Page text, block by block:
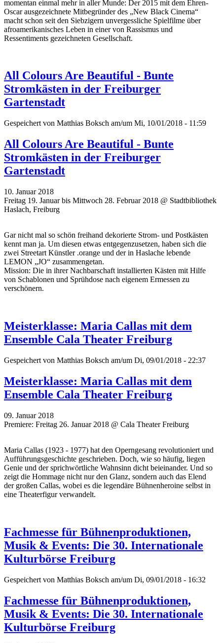
momentan einmal mehr in aller Munde: Der 2015 mit dem Ehren-
Oscar ausgezeichnete Mitbegründer des „New Black Cinema“
macht schon seit den Siebzigern unvergessliche Spielfilme über
afroamerikanisches Leben in einer von Rassismus und
Ressentiments gezeichneten Gesellschaft.
All Colours Are Beautiful - Bunte
Stromkästen in der Freiburger
Gartenstadt
Gespeichert von Matthias Boksch am/um Mi, 10/01/2018 - 11:59
All Colours Are Beautiful - Bunte
Stromkästen in der Freiburger
Gartenstadt
10. Januar 2018
Freitag 19. Januar bis Mittwoch 28. Februar 2018 @ Stadtbibliothek
Haslach, Freiburg
Gar nicht mal so schön freihand dekorierte Strom- und Postkästen
kennt man ja. Um diesen etwas entgegenzusetzen, haben sich die
zwei Streetart Künstler .orange und der in Haslache lebende
LEMON „JO“ zusammengetan.
Mission: Die in ihrer Nachbarschaft installierten Kästen mit Hilfe
von Schablonen und Sprühdose nach eigenem Ermessen zu
verschönern.
Meisterklasse: Maria Callas mit dem
Ensemble Cala Theater Freiburg
Gespeichert von Matthias Boksch am/um Di, 09/01/2018 - 22:37
Meisterklasse: Maria Callas mit dem
Ensemble Cala Theater Freiburg
09. Januar 2018
Premiere: Freitag 26. Januar 2018 @ Cala Theater Freiburg
Maria Callas (1923 - 1977) hat den Operngesang revolutioniert und
Aufführungsgeschichte geschrieben. Doch, wie so häufig, liegen
Genie und der sprichwörtliche Wahnsinn dicht beieinander. Und so
zeigt die Hommage nicht nur den Glanz, sondern auch das Elend
der großen Callas, wobei es die legendäre Bühnenheroine selbst in
eine Theaterfigur verwandelt.
Fachmesse für Bühnenproduktionen,
Musik & Events: Die 30. Internationale
Kulturbörse Freiburg
Gespeichert von Matthias Boksch am/um Di, 09/01/2018 - 16:32
Fachmesse für Bühnenproduktionen,
Musik & Events: Die 30. Internationale
Kulturbörse Freiburg